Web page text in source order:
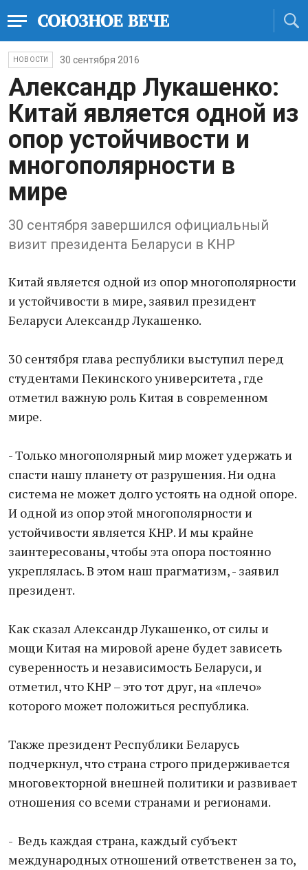
НОВОСТИ 30 сентября 2016
Александр Лукашенко:
Китай является одной из
опор устойчивости и
многополярности в
мире
30 сентября завершился официальный
визит президента Беларуси в КНР
Китай является одной из опор многополярности
и устойчивости в мире, заявил президент
Беларуси Александр Лукашенко.
30 сентября глава республики выступил перед
студентами Пекинского университета , где
отметил важную роль Китая в современном
мире.
- Только многополярный мир может удержать и
спасти нашу планету от разрушения. Ни одна
система не может долго устоять на одной опоре.
И одной из опор этой многополярности и
устойчивости является КНР. И мы крайне
заинтересованы, чтобы эта опора постоянно
укреплялась. В этом наш прагматизм, - заявил
президент.
Как сказал Александр Лукашенко, от силы и
мощи Китая на мировой арене будет зависеть
суверенность и независимость Беларуси, и
отметил, что КНР – это тот друг, на «плечо»
которого может положиться республика.
Также президент Республики Беларусь
подчеркнул, что страна строго придерживается
многовекторной внешней политики и развивает
отношения со всеми странами и регионами.
- Ведь каждая страна, каждый субъект
международных отношений ответственен за то,